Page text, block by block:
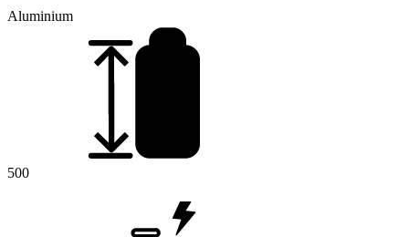
Aluminium
500